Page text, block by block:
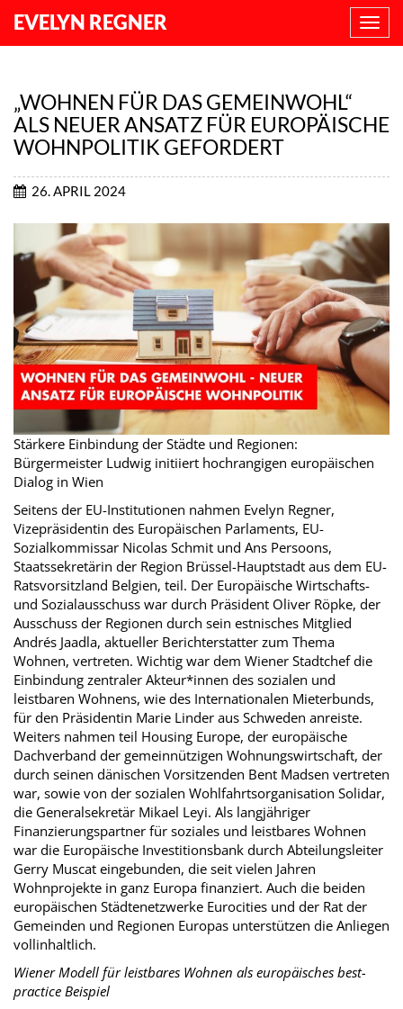
EVELYN REGNER
„WOHNEN FÜR DAS GEMEINWOHL“
ALS NEUER ANSATZ FÜR EUROPÄISCHE
WOHNPOLITIK GEFORDERT
26. APRIL 2024
Stärkere Einbindung der Städte und Regionen:
Bürgermeister Ludwig initiiert hochrangigen europäischen
Dialog in Wien
Seitens der EU-Institutionen nahmen Evelyn Regner,
Vizepräsidentin des Europäischen Parlaments, EU-
Sozialkommissar Nicolas Schmit und Ans Persoons,
Staatssekretärin der Region Brüssel-Hauptstadt aus dem EU-
Ratsvorsitzland Belgien, teil. Der Europäische Wirtschafts-
und Sozialausschuss war durch Präsident Oliver Röpke, der
Ausschuss der Regionen durch sein estnisches Mitglied
Andrés Jaadla, aktueller Berichterstatter zum Thema
Wohnen, vertreten. Wichtig war dem Wiener Stadtchef die
Einbindung zentraler Akteur*innen des sozialen und
leistbaren Wohnens, wie des Internationalen Mieterbunds,
für den Präsidentin Marie Linder aus Schweden anreiste.
Weiters nahmen teil Housing Europe, der europäische
Dachverband der gemeinnützigen Wohnungswirtschaft, der
durch seinen dänischen Vorsitzenden Bent Madsen vertreten
war, sowie von der sozialen Wohlfahrtsorganisation Solidar,
die Generalsekretär Mikael Leyi. Als langjähriger
Finanzierungspartner für soziales und leistbares Wohnen
war die Europäische Investitionsbank durch Abteilungsleiter
Gerry Muscat eingebunden, die seit vielen Jahren
Wohnprojekte in ganz Europa finanziert. Auch die beiden
europäischen Städtenetzwerke Eurocities und der Rat der
Gemeinden und Regionen Europas unterstützen die Anliegen
vollinhaltlich.
Wiener Modell für leistbares Wohnen als europäisches best-
practice Beispiel